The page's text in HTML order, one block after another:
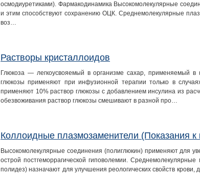
осмодиуретиками). Фармакодинамика Высокомолекулярные
и этим способствуют сохранению ОЦК. Среднемолекулярные
воз…
Растворы кристаллоидов
Глюкоза — легкоусвояемый в организме сахар, применяемый в
глюкозы применяют при инфузионной терапии только в
применяют 10% раствор глюкозы с добавлением инсулина из
обезвоживания раствор глюкозы смешивают в разной про…
Коллоидные плазмозаменители (Показания
Высокомолекулярные соединения (полиглюкин) применяют для
острой постгеморрагической гиповолемии.
полидез) назначают для улучшения реологических свойств